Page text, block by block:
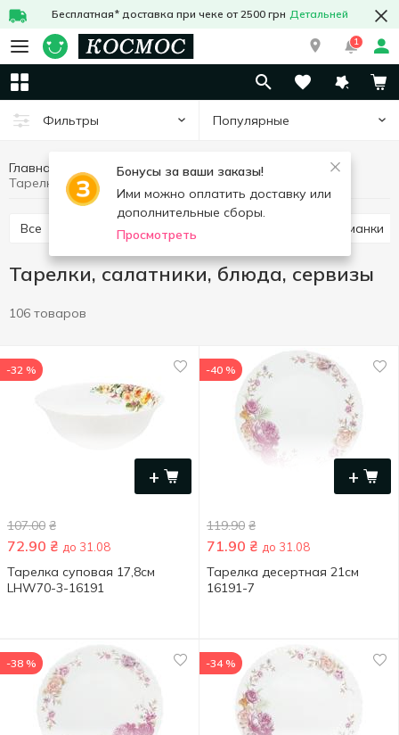
Бесплатная* доставка при чеке от 2500 грн Детальней
1
Фильтры Популярные
Бонусы за ваши заказы!
Ими можно оплатить доставку или
дополнительные сборы.
Просмотреть
Главная
Все Тарелки, салатники, блюда, сервизы Креманки
Тарелки, салатники, блюда, сервизы
106 товаров
+
-32 %
107.00 ₴
72.90 ₴ до 31.08
Тарелка суповая 17,8см
LHW70-3-16191
+
-40 %
119.90 ₴
71.90 ₴ до 31.08
Тарелка десертная 21см
16191-7
-38 % -34 %